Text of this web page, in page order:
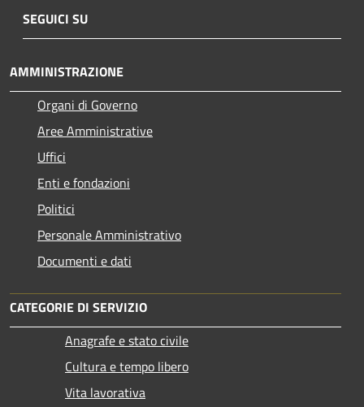
SEGUICI SU
AMMINISTRAZIONE
Organi di Governo
Aree Amministrative
Uffici
Enti e fondazioni
Politici
Personale Amministrativo
Documenti e dati
CATEGORIE DI SERVIZIO
Anagrafe e stato civile
Cultura e tempo libero
Vita lavorativa